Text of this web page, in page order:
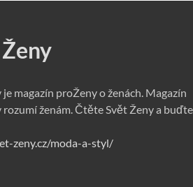
je magazín proŽeny o ženách. Magazín
rozumí ženám. Čtěte Svět Ženy a buďte
zeny.cz/moda-a-styl/